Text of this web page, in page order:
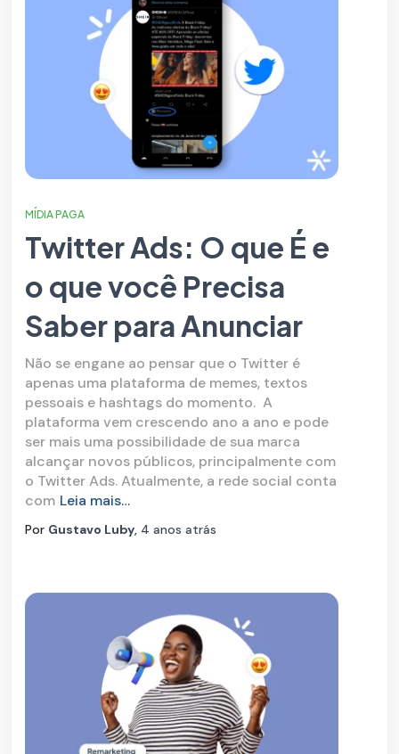
MÍDIA PAGA
Twitter Ads: O que É e
o que você Precisa
Saber para Anunciar
Não se engane ao pensar que o Twitter é
apenas uma plataforma de memes, textos
pessoais e hashtags do momento. A
plataforma vem crescendo ano a ano e pode
ser mais uma possibilidade de sua marca
alcançar novos públicos, principalmente com
o Twitter Ads. Atualmente, a rede social conta
com Leia mais…
Por Gustavo Luby, 4 anos atrás